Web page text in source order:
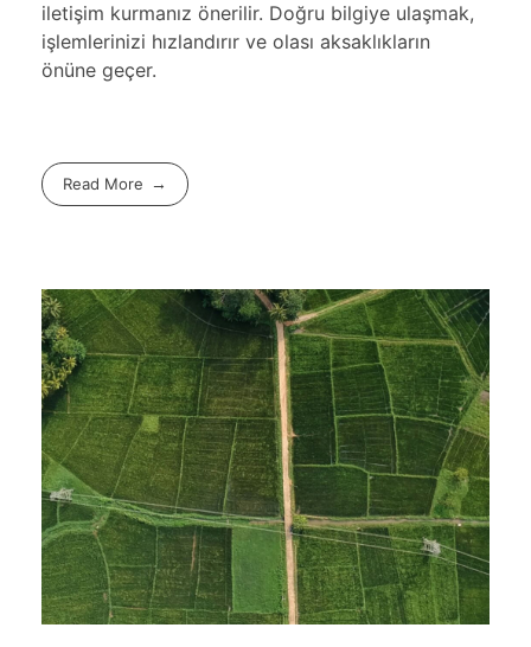
iletişim kurmanız önerilir. Doğru bilgiye ulaşmak,
işlemlerinizi hızlandırır ve olası aksaklıkların
önüne geçer.
Read More